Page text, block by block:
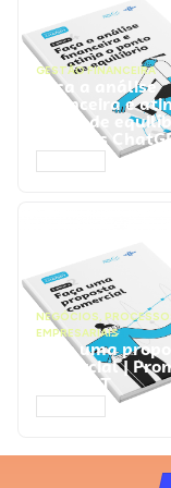
GESTÃO FINANCEIRA
Faça a análise
financeira e
ponto de
Prompts
NEGÓCIOS,
EMPRESARIAIS
Faça uma
comercial |
ChatGPT